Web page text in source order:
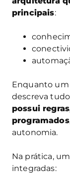
principais:
Enquanto um
descreva
possui
programados
autonomia.
Na prática,
integradas: